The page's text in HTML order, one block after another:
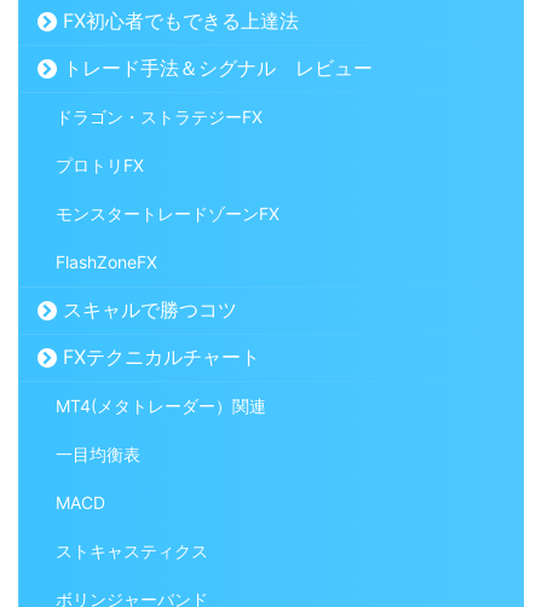
FX初心者でもできる上達法
トレード手法＆シグナル レビュー
ドラゴン・ストラテジーFX
プロトリFX
モンスタートレードゾーンFX
FlashZoneFX
スキャルで勝つコツ
FXテクニカルチャート
MT4(メタトレーダー）関連
一目均衡表
MACD
ストキャスティクス
ボリンジャーバンド